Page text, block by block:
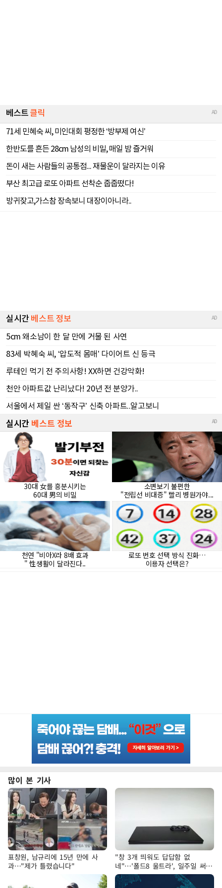
많이 본 기사
표창원, 남규리에 15년 만에 사
과…"제가 틀렸습니다"
"창 3개 띄워도 답답함 없
네"…'폴드8 울트라', 일주일 써보
니